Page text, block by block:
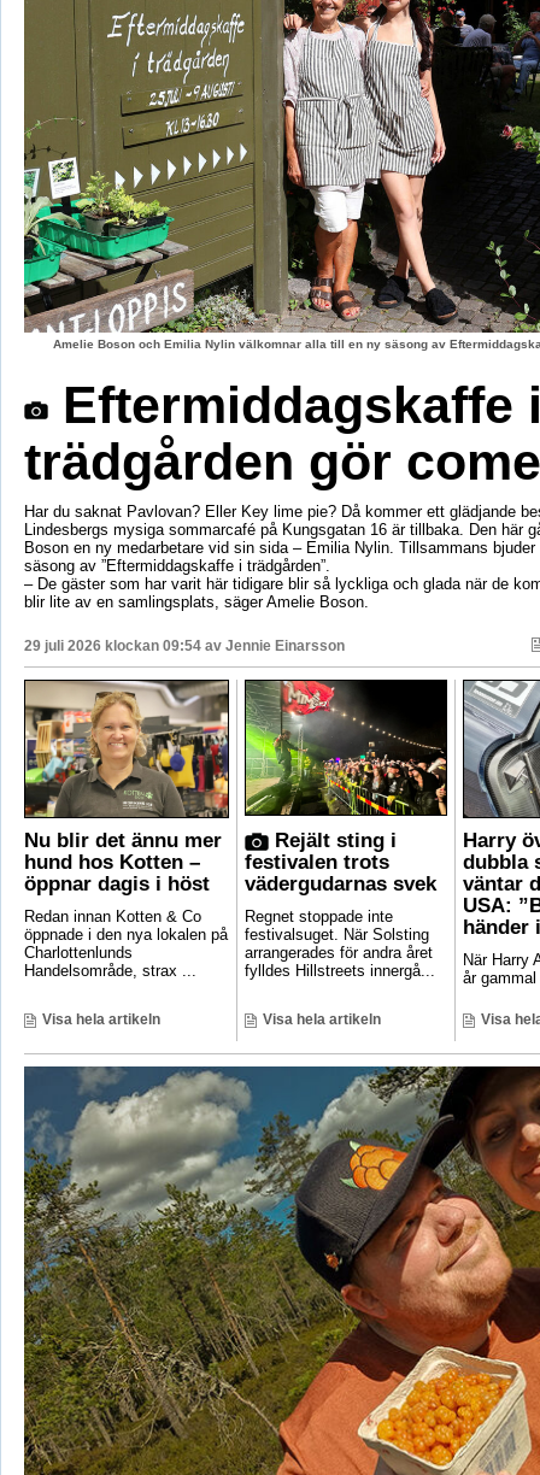
Amelie Boson och Emilia Nylin välkomnar alla till en ny säsong av
Eftermiddagskaffe
trädgården gör
Har du saknat Pavlovan? Eller Key lime pie? Då kommer ett glädjande
Lindesbergs mysiga sommarcafé på Kungsgatan 16 är tillbaka. Den här
Boson en ny medarbetare vid sin sida – Emilia Nylin. Tillsammans
säsong av ”Eftermiddagskaffe i trädgården”.
– De gäster som har varit här tidigare blir så lyckliga och glada när de
blir lite av en samlingsplats, säger Amelie Boson.
29 juli 2026 klockan 09:54 av Jennie Einarsson
Nu blir det ännu mer
hund hos Kotten –
öppnar dagis i höst
Redan innan Kotten & Co
öppnade i den nya lokalen på
Charlottenlunds
Handelsområde, strax ...
Visa hela artikeln
Rejält sting i
festivalen trots
vädergudarnas svek
Regnet stoppade inte
festivalsuget. När Solsting
arrangerades för andra året
fylldes Hillstreets innergå...
Visa hela artikeln
Harry
dubbla
väntar
USA:
händer
När Harry
år
Visa